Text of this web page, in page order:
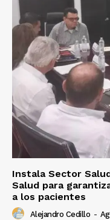
Instala Sector
Salud para
a los pacientes
Alejandro Cedillo -